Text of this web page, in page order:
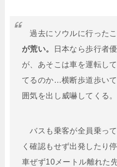
過去にソウルに行った
が荒い。
日本なら歩行者
が、あそこは車を運転し
てるのか…横断歩道歩い
囲気を出し威嚇してくる。
バスも乗客が全員乗っ
く確認もせず出発したり
車ぜず10メートル離れた